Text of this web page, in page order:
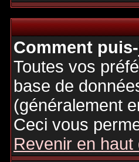
Comment
Toutes vos
base de
(généralement
Ceci vous
Revenir en haut